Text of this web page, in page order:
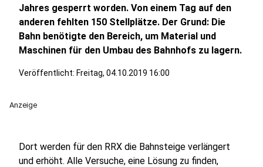
Jahres gesperrt worden. Von einem Tag auf den
anderen fehlten 150 Stellplätze. Der Grund: Die
Bahn benötigte den Bereich, um Material und
Maschinen für den Umbau des Bahnhofs zu lagern.
Veröffentlicht: Freitag, 04.10.2019 16:00
Anzeige
Dort werden für den RRX die Bahnsteige verlängert
und erhöht. Alle Versuche, eine Lösung zu finden,